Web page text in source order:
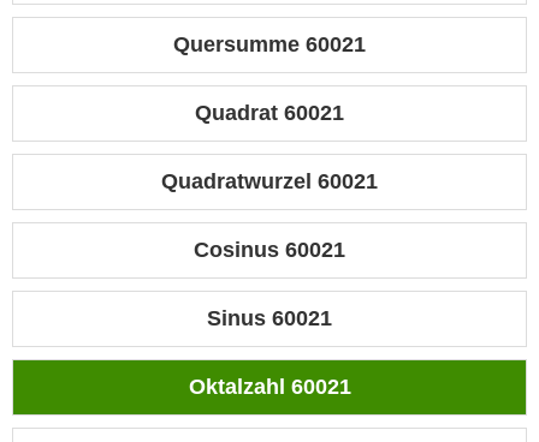
Quersumme 60021
Quadrat 60021
Quadratwurzel 60021
Cosinus 60021
Sinus 60021
Oktalzahl 60021